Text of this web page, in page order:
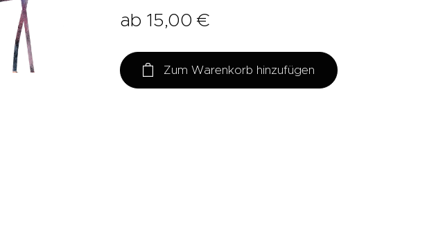
ab15,00 €
Zum Warenkorb hinzufügen